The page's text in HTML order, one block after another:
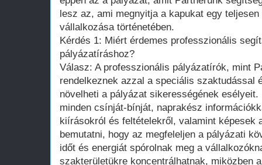
lesz az, ami megnyitja a kapukat egy
vállalkozása történetében.
Kérdés 1: Miért érdemes professzionális
pályázatíráshoz?
Válasz: A professzionális pályázatírók, mint
rendelkeznek azzal a speciális szaktudással
növelheti a pályázat sikerességének
minden csínját-bínját, naprakész
kiírásokról és feltételekről, valamint képesek
bemutatni, hogy az megfeleljen a pályázati
időt és energiát spórolnak meg a
szakterületükre koncentrálhatnak, miközben